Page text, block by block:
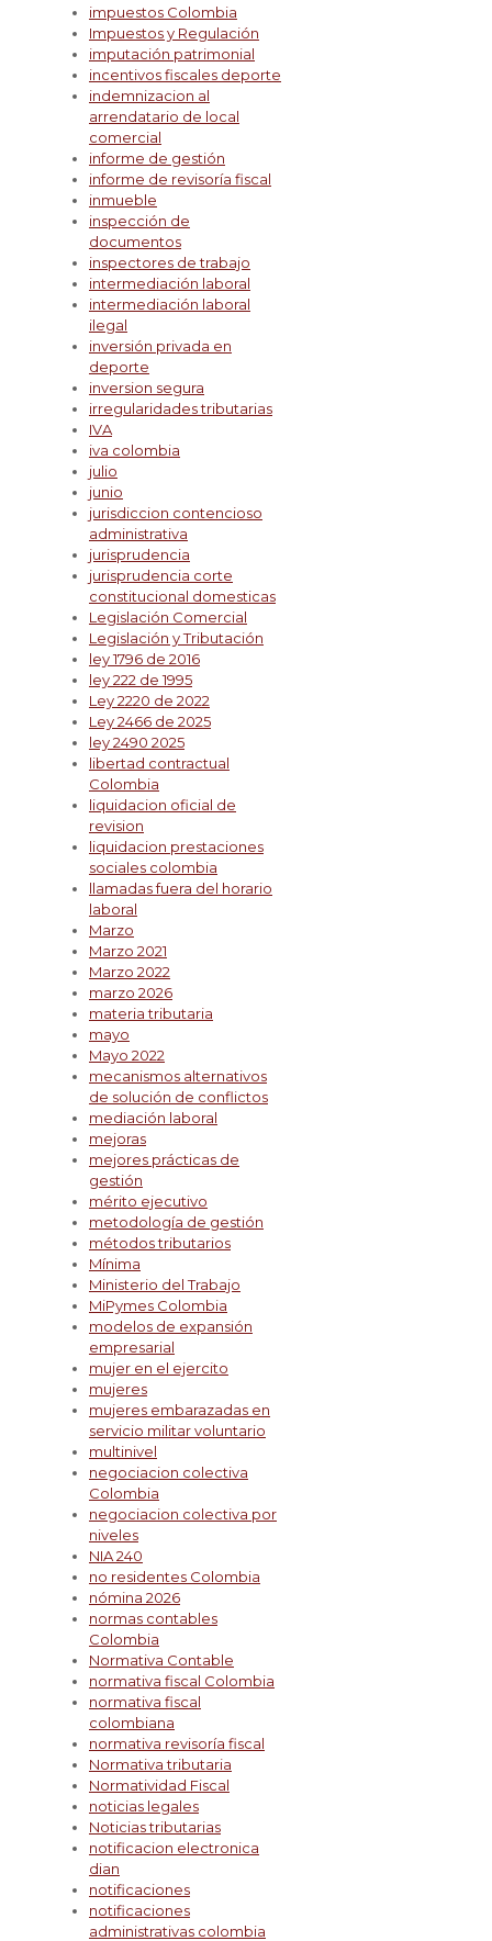
impuestos Colombia
Impuestos y Regulación
imputación patrimonial
incentivos fiscales deporte
indemnizacion al
arrendatario de local
comercial
informe de gestión
informe de revisoría fiscal
inmueble
inspección de
documentos
inspectores de trabajo
intermediación laboral
intermediación laboral
ilegal
inversión privada en
deporte
inversion segura
irregularidades tributarias
IVA
iva colombia
julio
junio
jurisdiccion contencioso
administrativa
jurisprudencia
jurisprudencia corte
constitucional domesticas
Legislación Comercial
Legislación y Tributación
ley 1796 de 2016
ley 222 de 1995
Ley 2220 de 2022
Ley 2466 de 2025
ley 2490 2025
libertad contractual
Colombia
liquidacion oficial de
revision
liquidacion prestaciones
sociales colombia
llamadas fuera del horario
laboral
Marzo
Marzo 2021
Marzo 2022
marzo 2026
materia tributaria
mayo
Mayo 2022
mecanismos alternativos
de solución de conflictos
mediación laboral
mejoras
mejores prácticas de
gestión
mérito ejecutivo
metodología de gestión
métodos tributarios
Mínima
Ministerio del Trabajo
MiPymes Colombia
modelos de expansión
empresarial
mujer en el ejercito
mujeres
mujeres embarazadas en
servicio militar voluntario
multinivel
negociacion colectiva
Colombia
negociacion colectiva por
niveles
NIA 240
no residentes Colombia
nómina 2026
normas contables
Colombia
Normativa Contable
normativa fiscal Colombia
normativa fiscal
colombiana
normativa revisoría fiscal
Normativa tributaria
Normatividad Fiscal
noticias legales
Noticias tributarias
notificacion electronica
dian
notificaciones
notificaciones
administrativas colombia